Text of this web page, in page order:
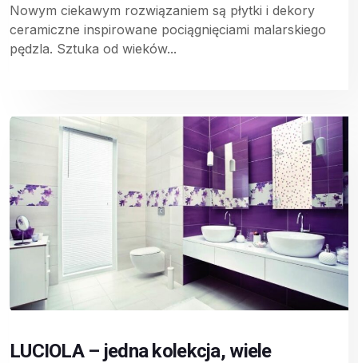
Nowym ciekawym rozwiązaniem są płytki i dekory
ceramiczne inspirowane pociągnięciami malarskiego
pędzla. Sztuka od wieków...
LUCIOLA – jedna kolekcja, wiele